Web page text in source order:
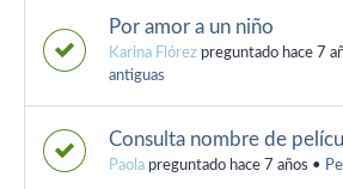
Por amor a un niño
Karina Flórez preguntado hace 7
antiguas
Consulta nombre de
Paola preguntado hace 7 años •